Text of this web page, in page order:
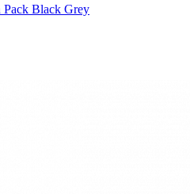
Pack Black Grey